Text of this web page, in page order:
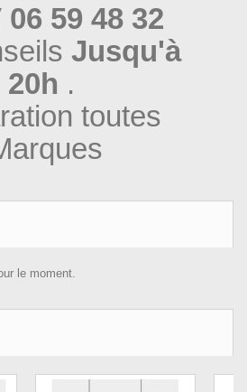
06 59 48 32
Jusqu'à
20h .
toutes
le moment.